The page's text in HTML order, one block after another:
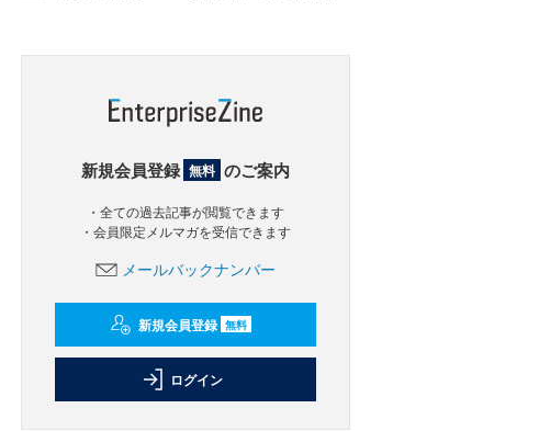
新規会員登録 無料 のご案内
・全ての過去記事が閲覧できます
・会員限定メルマガを受信できます
メールバックナンバー
新規会員登録 無料
ログイン